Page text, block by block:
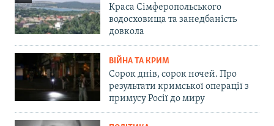
Краса Сімферопольського
водосховища та занедбаність
довкола
ВІЙНА ТА КРИМ
Сорок днів, сорок ночей. Про
результати кримської операції з
примусу Росії до миру